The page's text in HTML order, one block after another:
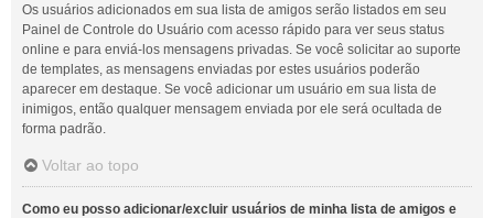
Os usuários adicionados em sua lista de amigos serão listados em seu
Painel de Controle do Usuário com acesso rápido para ver seus status
online e para enviá-los mensagens privadas. Se você solicitar ao suporte
de templates, as mensagens enviadas por estes usuários poderão
aparecer em destaque. Se você adicionar um usuário em sua lista de
inimigos, então qualquer mensagem enviada por ele será ocultada de
forma padrão.
Voltar ao topo
Como eu posso adicionar/excluir usuários de minha lista de amigos e